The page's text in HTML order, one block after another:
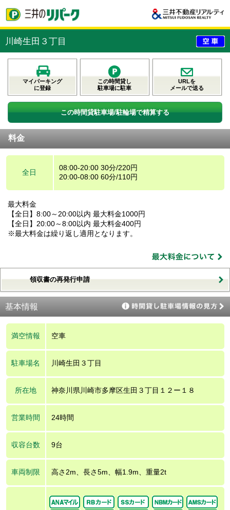
川崎生田３丁目
マイパーキング
に登録
この時間貸し
駐車場に駐車
URLを
メールで送る
この時間貸駐車場/駐輪場で精算する
料金
全日
08:00-20:00 30分/220円
20:00-08:00 60分/110円
最大料金
【全日】8:00～20:00以内 最大料金1000円
【全日】20:00～8:00以内 最大料金400円
※最大料金は繰り返し適用となります。
領収書の再発行申請
基本情報
満空情報 空車
駐車場名 川崎生田３丁目
所在地 神奈川県川崎市多摩区生田３丁目１２ー１８
営業時間 24時間
収容台数 9台
車両制限 高さ2m、長さ5m、幅1.9m、重量2t